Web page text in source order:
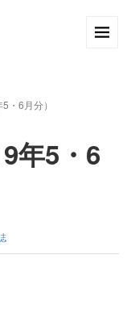
・6月分）
年5・6